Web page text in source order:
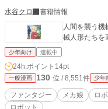
水谷クロ
書籍情報
人間を襲う
械人形たちを
少年向け 連載中
24h.ポイント 14pt
一般漫画 130 位 / 8,551件 少年
ファンタジー メカ娘 ロ
ロボット